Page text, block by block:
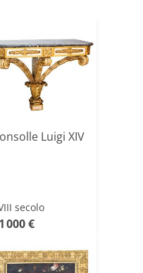
Luigi XIV
secolo
000 €